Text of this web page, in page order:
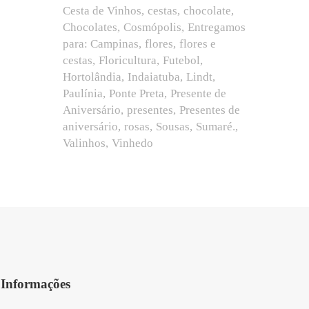
Cesta de Vinhos cestas chocolate
Chocolates Cosmópolis Entregamos
para: Campinas flores flores e
cestas Floricultura Futebol
Hortolândia Indaiatuba Lindt
Paulínia Ponte Preta Presente de
Aniversário presentes Presentes de
aniversário rosas Sousas Sumaré.
Valinhos Vinhedo
Informações